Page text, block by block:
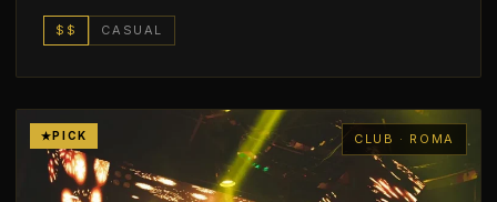
$$ CASUAL
CLUB · ROMA
PICK